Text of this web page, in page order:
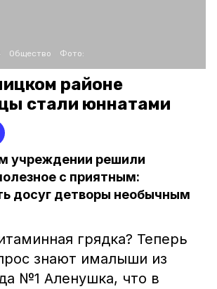
Общество Фото:
районе
стали юннатами
учреждении решили
с приятным:
досуг детворы необычным
грядка? Теперь
знают ималыши из
№1 Аленушка, что в